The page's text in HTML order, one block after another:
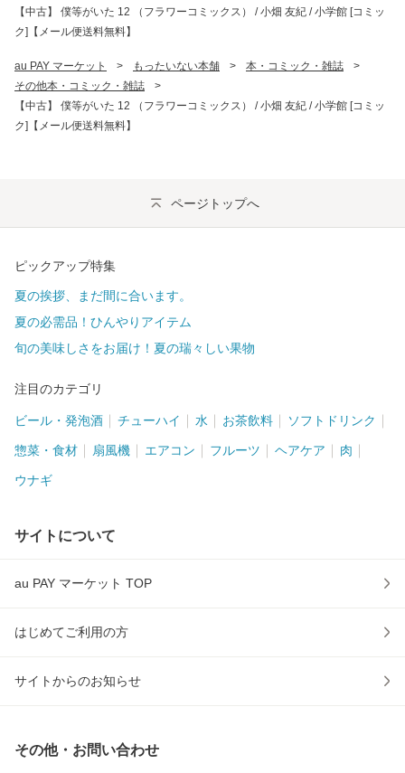
【中古】 僕等がいた 12 （フラワーコミックス） / 小畑 友紀 / 小学館 [コミッ
ク]【メール便送料無料】
au PAY マーケット > もったいない本舗 > 本・コミック・雑誌
>
その他本・コミック・雑誌
>
【中古】 僕等がいた 12 （フラワーコミックス） / 小畑 友紀 / 小学館 [コミッ
ク]【メール便送料無料】
ページトップへ
ピックアップ特集
夏の挨拶、まだ間に合います。
夏の必需品！ひんやりアイテム
旬の美味しさをお届け！夏の瑞々しい果物
注目のカテゴリ
ビール・発泡酒 チューハイ 水 お茶飲料 ソフトドリンク
惣菜・食材 扇風機 エアコン フルーツ ヘアケア 肉
ウナギ
サイトについて
au PAY マーケット TOP
はじめてご利用の方
サイトからのお知らせ
その他・お問い合わせ